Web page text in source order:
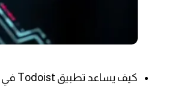
كيف يساعد تطبيق Todoist في ترتيب حياتك اليومية؟